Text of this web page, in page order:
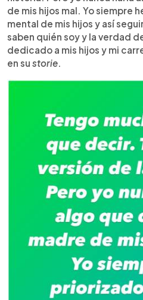
de mis hijos mal. Yo siempre
mental de mis hijos y así
saben quién soy y la verdad
dedicado a mis hijos y mi
en su storie